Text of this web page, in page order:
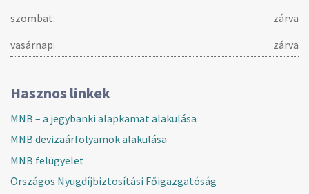
szombat:
zárva
vasárnap:
zárva
Hasznos linkek
MNB – a jegybanki alapkamat alakulása
MNB devizaárfolyamok alakulása
MNB felügyelet
Országos Nyugdíjbiztosítási Főigazgatóság